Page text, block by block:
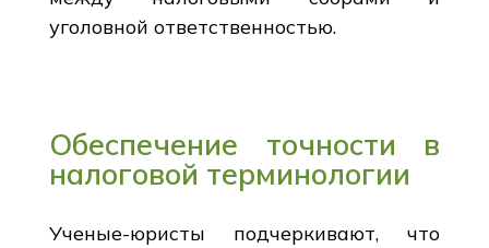
уголовной ответственностью.
Обеспечение точности в
налоговой терминологии
Ученые-юристы подчеркивают, что